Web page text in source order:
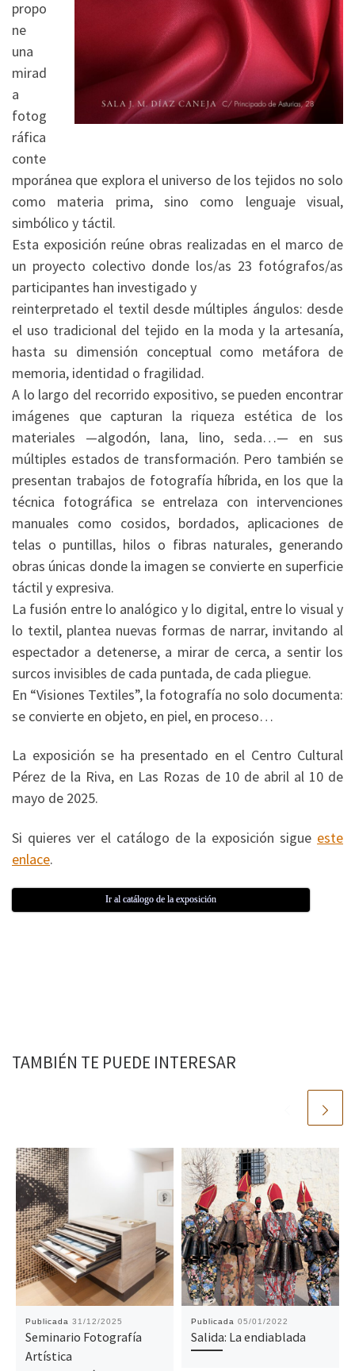
propo
ne
una
mirad
a
fotog
ráfica
conte
mporánea que explora el universo de los tejidos no solo
como materia prima, sino como lenguaje visual,
simbólico y táctil.
Esta exposición reúne obras realizadas en el marco de
un proyecto colectivo donde los/as 23 fotógrafos/as
participantes han investigado y
reinterpretado el textil desde múltiples ángulos: desde
el uso tradicional del tejido en la moda y la artesanía,
hasta su dimensión conceptual como metáfora de
memoria, identidad o fragilidad.
A lo largo del recorrido expositivo, se pueden encontrar
imágenes que capturan la riqueza estética de los
materiales —algodón, lana, lino, seda…— en sus
múltiples estados de transformación. Pero también se
presentan trabajos de fotografía híbrida, en los que la
técnica fotográfica se entrelaza con intervenciones
manuales como cosidos, bordados, aplicaciones de
telas o puntillas, hilos o fibras naturales, generando
obras únicas donde la imagen se convierte en superficie
táctil y expresiva.
La fusión entre lo analógico y lo digital, entre lo visual y
lo textil, plantea nuevas formas de narrar, invitando al
espectador a detenerse, a mirar de cerca, a sentir los
surcos invisibles de cada puntada, de cada pliegue.
En “Visiones Textiles”, la fotografía no solo documenta:
se convierte en objeto, en piel, en proceso…
La exposición se ha presentado en el Centro Cultural
Pérez de la Riva, en Las Rozas de 10 de abril al 10 de
mayo de 2025.
Si quieres ver el catálogo de la exposición sigue este
enlace.
Ir al catálogo de la exposición
TAMBIÉN TE PUEDE INTERESAR
Publicada 31/12/2025
Seminario Fotografía
Artística
Publicada 05/01/2022
Salida: La endiablada